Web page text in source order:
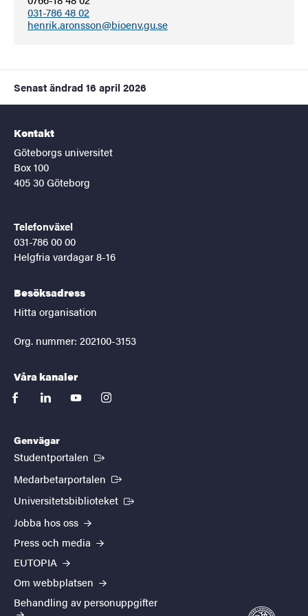
031-786 48 02
henrik.aronsson@bioenv.gu.se
Senast ändrad 16 april 2026
Kontakt
Göteborgs universitet
Box 100
405 30 Göteborg
Telefonväxel
031-786 00 00
Helgfria vardagar 8-16
Besöksadress
Hitta organisation
Org. nummer: 202100-3153
Våra kanaler
facebooklinkedinyoutubeinstagram
Genvägar
Studentportalen (Extern länk)
Medarbetarportalen (Extern länk)
Universitetsbiblioteket (Extern länk)
Jobba hos oss
Press och media
EUTOPIA
Om webbplatsen
Behandling av personuppgifter